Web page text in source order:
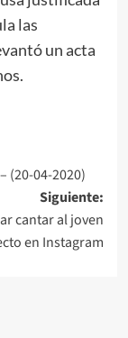
las
un acta
(20-04-2020)
Siguiente:
cantar al joven
en Instagram